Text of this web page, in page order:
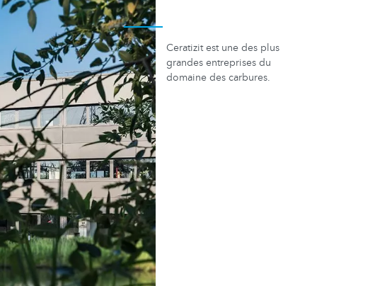
Ceratizit est une des plus
grandes entreprises du
domaine des carbures.